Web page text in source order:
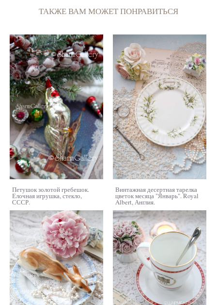
ТАКЖЕ ВАМ МОЖЕТ ПОНРАВИТЬСЯ
Петушок золотой гребешок.
Елочная игрушка, стекло,
СССР.
Винтажная десертная тарелка
цветок месяца "Январь". Royal
Albert, Англия.